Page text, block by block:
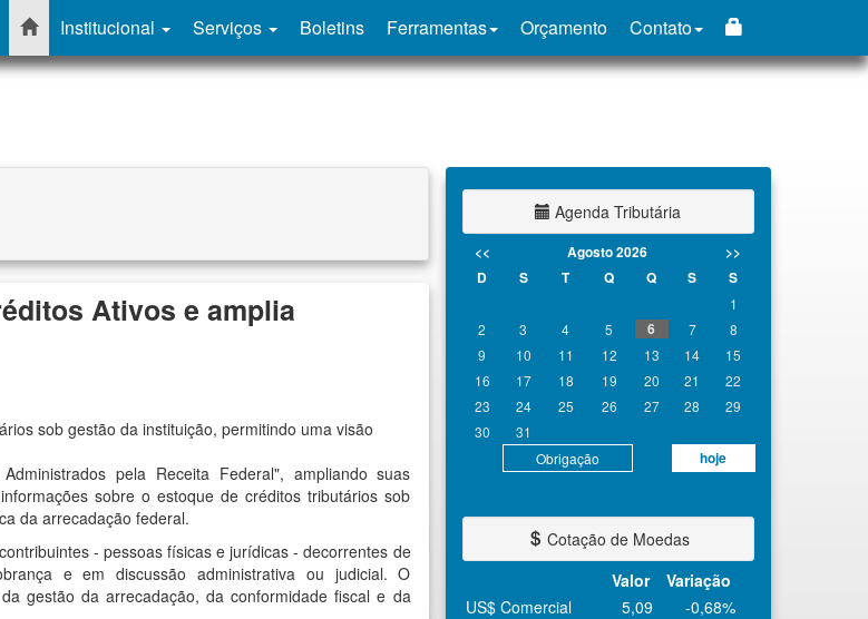
Institucional Serviços Boletins Ferramentas Orçamento Contato
Ativos e amplia
sob gestão da instituição, permitindo uma visão
pela Receita Federal", ampliando suas
sobre o estoque de créditos tributários sob
da arrecadação federal.
- pessoas físicas e jurídicas - decorrentes de
e em discussão administrativa ou judicial. O
gestão da arrecadação, da conformidade fiscal e da
Agenda Tributária
<< Agosto 2026
>>
D
S T Q Q S S
Obrigação hoje
1
2
3 4 5 6 7
8
9
10 11 12 13 14
15
16
17 18 19 20 21
22
23
24 25 26 27 28
29
30
31
Cotação de Moedas
Valor
Variação
US$ Comercial 5,09
-0,68%